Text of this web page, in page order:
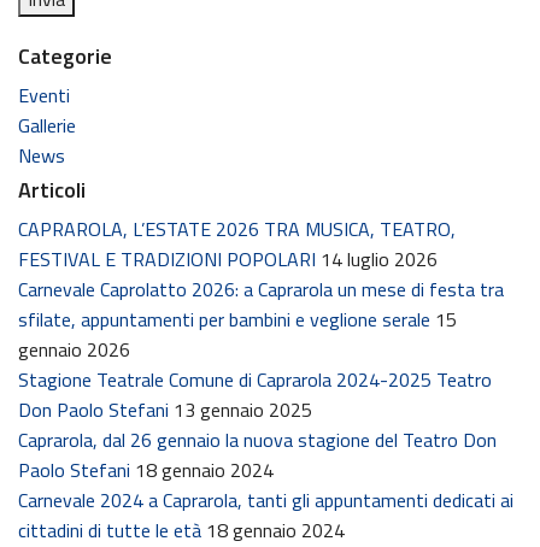
Categorie
Eventi
Gallerie
News
Articoli
CAPRAROLA, L’ESTATE 2026 TRA MUSICA, TEATRO,
FESTIVAL E TRADIZIONI POPOLARI 14 luglio 2026
Carnevale Caprolatto 2026: a Caprarola un mese di festa tra
sfilate, appuntamenti per bambini e veglione serale 15
gennaio 2026
Stagione Teatrale Comune di Caprarola 2024-2025 Teatro
Don Paolo Stefani 13 gennaio 2025
Caprarola, dal 26 gennaio la nuova stagione del Teatro Don
Paolo Stefani 18 gennaio 2024
Carnevale 2024 a Caprarola, tanti gli appuntamenti dedicati ai
cittadini di tutte le età 18 gennaio 2024